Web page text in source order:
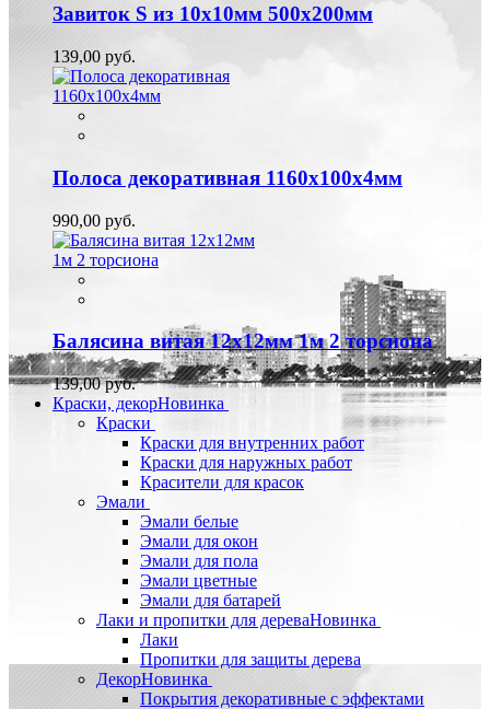
Завиток S из 10х10мм 500х200мм
139,00 руб.
Полоса декоративная 1160х100х4мм
990,00 руб.
Балясина витая 12х12мм 1м 2 торсиона
139,00 руб.
Краски, декорНовинка
Краски
Краски для внутренних работ
Краски для наружных работ
Красители для красок
Эмали
Эмали белые
Эмали для окон
Эмали для пола
Эмали цветные
Эмали для батарей
Лаки и пропитки для дереваНовинка
Лаки
Пропитки для защиты дерева
ДекорНовинка
Покрытия декоративные с эффектами